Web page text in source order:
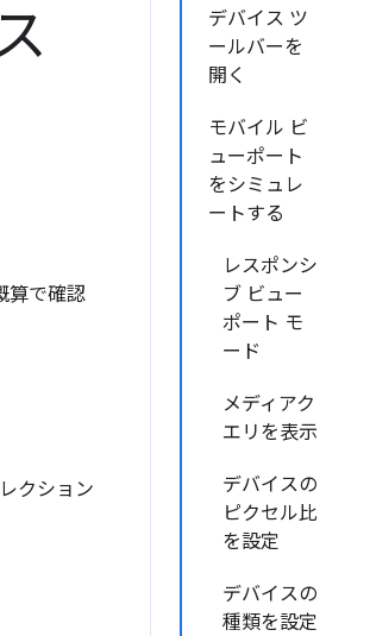
デバイス ツ
ールバーを
開く
モバイル ビ
ューポート
をシミュレ
ートする
レスポンシ
ブ ビュー
ポート モ
ード
メディアク
エリを表示
デバイスの
ピクセル比
を設定
デバイスの
種類を設定
算で確認
クション